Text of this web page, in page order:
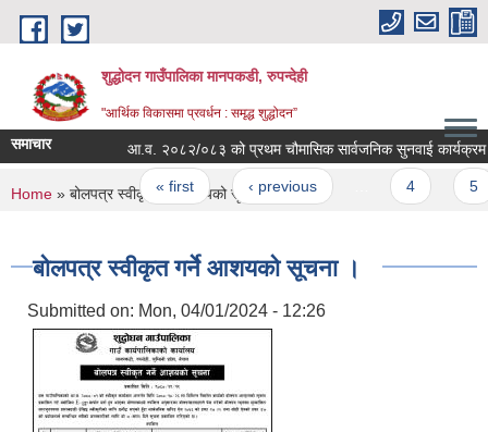
Skip to main content
शुद्धोदन गाउँपालिका मानपकडी, रुपन्देही
"आर्थिक विकासमा प्रवर्धन : समृद्ध शुद्धोदन”
समाचार आ.व. २०८२/०८३ को प्रथम चौमासिक सार्वजनिक सुनवाई कार्यक्रम
Pages
« first ‹ previous
You are here
Home » बोलपत्र स्वीकृत गर्ने आशयको सूचना ।
बोलपत्र स्वीकृत गर्ने आशयको सूचना ।
Submitted on: Mon, 04/01/2024 - 12:26